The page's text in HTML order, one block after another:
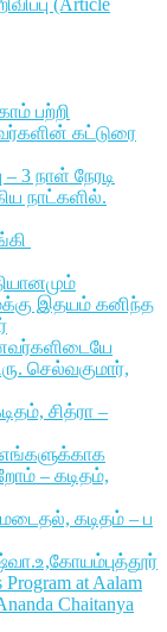
பற்றி
கட்டுரை
நாள் நேரடி
நாட்களில்.
இதயம் கனிந்த
செல்வகுமார்,
சித்ரா –
எங்களுக்காக
– கடிதம்,
கடிதம் – ப
Program at Aalam
Chaitanya